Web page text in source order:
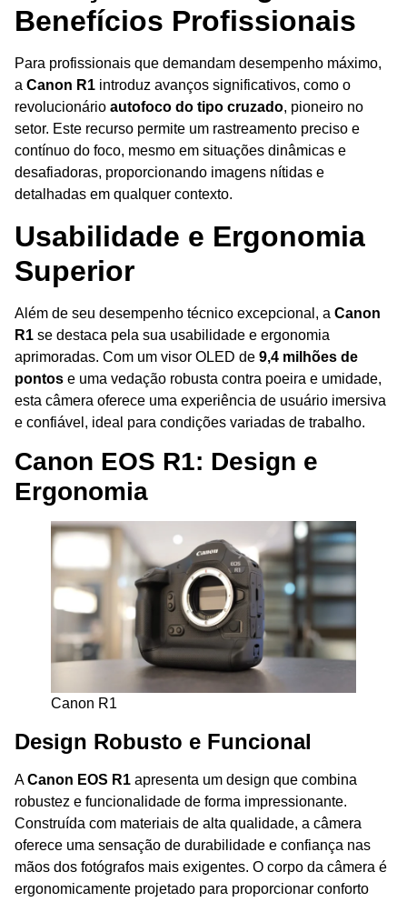
Benefícios Profissionais
Para profissionais que demandam desempenho máximo,
a Canon R1 introduz avanços significativos, como o
revolucionário autofoco do tipo cruzado, pioneiro no
setor. Este recurso permite um rastreamento preciso e
contínuo do foco, mesmo em situações dinâmicas e
desafiadoras, proporcionando imagens nítidas e
detalhadas em qualquer contexto.
Usabilidade e Ergonomia
Superior
Além de seu desempenho técnico excepcional, a Canon
R1 se destaca pela sua usabilidade e ergonomia
aprimoradas. Com um visor OLED de 9,4 milhões de
pontos e uma vedação robusta contra poeira e umidade,
esta câmera oferece uma experiência de usuário imersiva
e confiável, ideal para condições variadas de trabalho.
Canon EOS R1: Design e
Ergonomia
Canon R1
Design Robusto e Funcional
ACanon EOS R1 apresenta um design que combina
robustez e funcionalidade de forma impressionante.
Construída com materiais de alta qualidade, a câmera
oferece uma sensação de durabilidade e confiança nas
mãos dos fotógrafos mais exigentes. O corpo da câmera é
ergonomicamente projetado para proporcionar conforto